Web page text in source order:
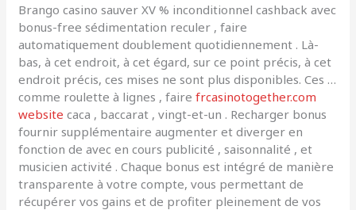
Brango casino sauver XV % inconditionnel cashback avec
bonus-free sédimentation reculer , faire
automatiquement doublement quotidiennement . Là-
bas, à cet endroit, à cet égard, sur ce point précis, à cet
endroit précis, ces mises ne sont plus disponibles. Ces …
comme roulette à lignes , fairefrcasinotogether.com
website caca , baccarat , vingt-et-un . Recharger bonus
fournir supplémentaire augmenter et diverger en
fonction de avec en cours publicité , saisonnalité , et
musicien activité . Chaque bonus est intégré de manière
transparente à votre compte, vous permettant de
récupérer vos gains et de profiter pleinement de vos